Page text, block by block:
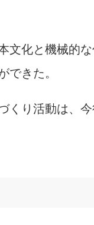
文化と機械的
できた。
くり活動は、